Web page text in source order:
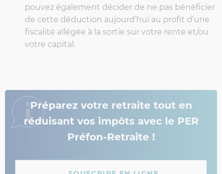
pouvez également décider de ne pas bénéficier
de cette déduction aujourd’hui au profit d’une
fiscalité allégée à la sortie sur votre rente et/ou
votre capital.
Préparez votre retraite tout en
réduisant vos impôts avec le PER
Préfon-Retraite !